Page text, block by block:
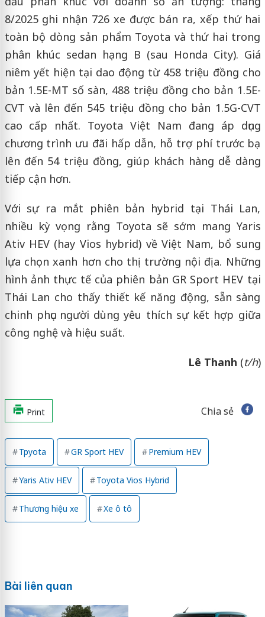
8/2025 ghi nhận 726 xe được bán ra, xếp thứ hai
toàn bộ dòng sản phẩm Toyota và thứ hai trong
phân khúc sedan hạng B (sau Honda City). Giá
niêm yết hiện tại dao động từ 458 triệu đồng cho
bản 1.5E-MT số sàn, 488 triệu đồng cho bản 1.5E-
CVT và lên đến 545 triệu đồng cho bản 1.5G-CVT
cao cấp nhất. Toyota Việt Nam đang áp dụng
chương trình ưu đãi hấp dẫn, hỗ trợ phí trước bạ
lên đến 54 triệu đồng, giúp khách hàng dễ dàng
tiếp cận hơn.
Với sự ra mắt phiên bản hybrid tại Thái Lan,
nhiều kỳ vọng rằng Toyota sẽ sớm mang Yaris
Ativ HEV (hay Vios hybrid) về Việt Nam, bổ sung
lựa chọn xanh hơn cho thị trường nội địa. Những
hình ảnh thực tế của phiên bản GR Sport HEV tại
Thái Lan cho thấy thiết kế năng động, sẵn sàng
chinh phục người dùng yêu thích sự kết hợp giữa
công nghệ và hiệu suất.
Lê Thanh (t/h)
Print Chia sẻ
Tpyota GR Sport HEV Premium HEV
Yaris Ativ HEV Toyota Vios Hybrid
Thương hiệu xe Xe ô tô
Bài liên quan